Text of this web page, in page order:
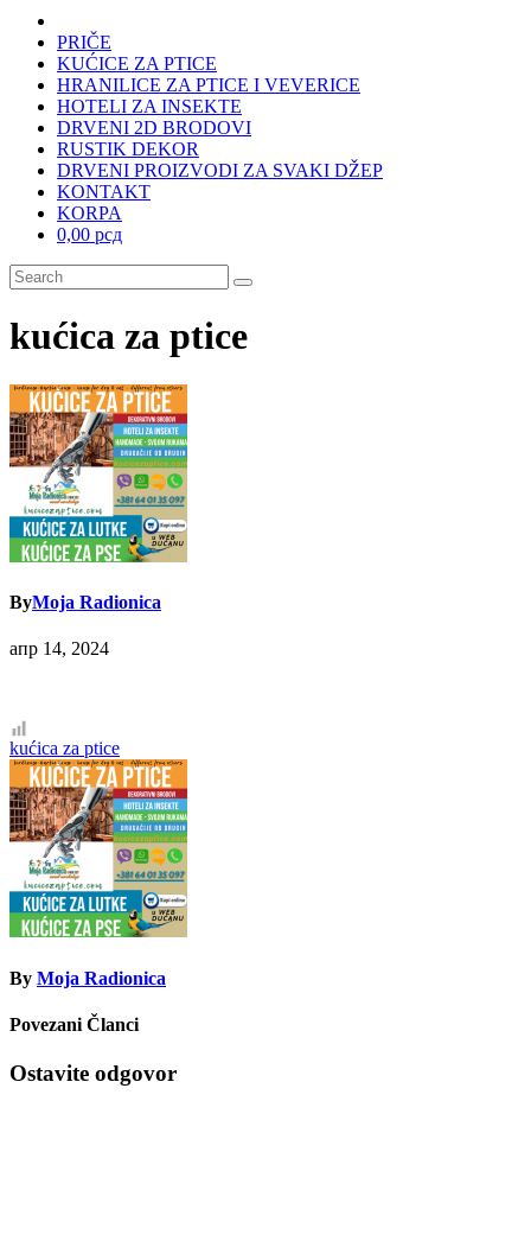
PRIČE
KUĆICE ZA PTICE
HRANILICE ZA PTICE I VEVERICE
HOTELI ZA INSEKTE
DRVENI 2D BRODOVI
RUSTIK DEKOR
DRVENI PROIZVODI ZA SVAKI DŽEP
KONTAKT
KORPA
0,00 рсд
kućica za ptice
ByMoja Radionica
апр 14, 2024
Кретање
чланка
kućica za ptice
By Moja Radionica
Povezani Članci
Ostavite odgovor